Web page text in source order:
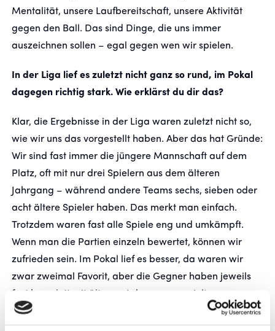
Mentalität, unsere Laufbereitschaft, unsere Aktivität
gegen den Ball. Das sind Dinge, die uns immer
auszeichnen sollen – egal gegen wen wir spielen.
In der Liga lief es zuletzt nicht ganz so rund, im Pokal
dagegen richtig stark. Wie erklärst du dir das?
Klar, die Ergebnisse in der Liga waren zuletzt nicht so,
wie wir uns das vorgestellt haben. Aber das hat Gründe:
Wir sind fast immer die jüngere Mannschaft auf dem
Platz, oft mit nur drei Spielern aus dem älteren
Jahrgang – während andere Teams sechs, sieben oder
acht ältere Spieler haben. Das merkt man einfach.
Trotzdem waren fast alle Spiele eng und umkämpft.
Wenn man die Partien einzeln bewertet, können wir
zufrieden sein. Im Pokal lief es besser, da waren wir
zwar zweimal Favorit, aber die Gegner haben jeweils
stärker, dass wir uns da durchgesetzt haben.